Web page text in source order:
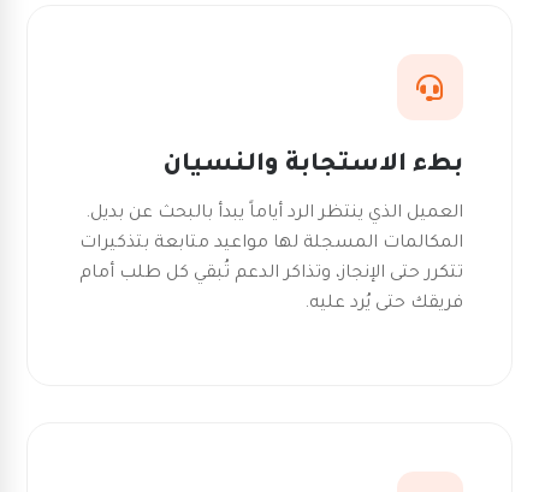
بطء الاستجابة والنسيان
العميل الذي ينتظر الرد أياماً يبدأ بالبحث عن بديل.
المكالمات المسجلة لها مواعيد متابعة بتذكيرات
تتكرر حتى الإنجاز، وتذاكر الدعم تُبقي كل طلب أمام
فريقك حتى يُرد عليه.